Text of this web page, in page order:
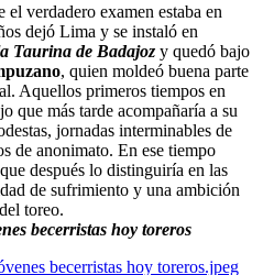
verdadero examen estaba en
dejó Lima y se instaló en
Taurina de Badajoz y quedó bajo
, quien moldeó buena parte
Aquellos primeros tiempos en
que más tarde acompañaría a su
jornadas interminables de
de anonimato. En ese tiempo
después lo distinguiría en las
de sufrimiento y una ambición
toreo.
becerristas hoy toreros